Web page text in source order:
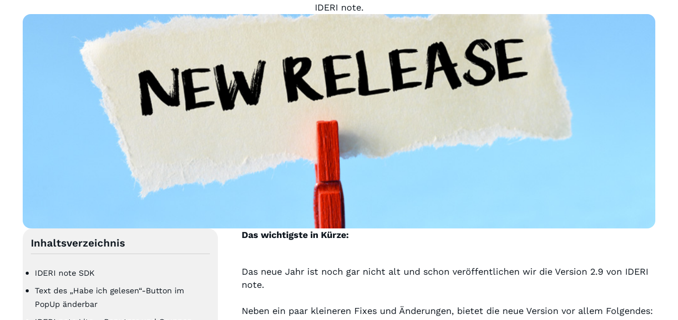
IDERI note.
Inhaltsverzeichnis
IDERI note SDK
Text des „Habe ich gelesen“-Button im
PopUp änderbar
Das wichtigste in Kürze:
Das neue Jahr ist noch gar nicht alt und schon veröffentlichen wir die Version 2.9 von IDERI
note.
Neben ein paar kleineren Fixes und Änderungen, bietet die neue Version vor allem Folgendes: